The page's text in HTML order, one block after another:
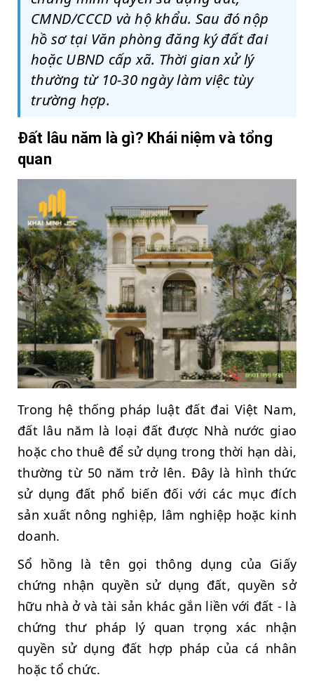
CMND/CCCD và hộ khẩu. Sau đó nộp
hồ sơ tại Văn phòng đăng ký đất đai
hoặc UBND cấp xã. Thời gian xử lý
thường từ 10-30 ngày làm việc tùy
trường hợp.
Đất lâu năm là gì? Khái niệm và tổng
quan
Trong hệ thống pháp luật đất đai Việt Nam,
đất lâu năm là loại đất được Nhà nước giao
hoặc cho thuê để sử dụng trong thời hạn dài,
thường từ 50 năm trở lên. Đây là hình thức
sử dụng đất phổ biến đối với các mục đích
sản xuất nông nghiệp, lâm nghiệp hoặc kinh
doanh.
Sổ hồng là tên gọi thông dụng của Giấy
chứng nhận quyền sử dụng đất, quyền sở
hữu nhà ở và tài sản khác gắn liền với đất - là
chứng thư pháp lý quan trọng xác nhận
quyền sử dụng đất hợp pháp của cá nhân
hoặc tổ chức.